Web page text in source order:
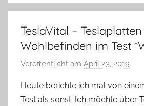
TeslaVital –
Wohlbefinden im Test
Veröffentlicht am April 23, 2019
n
Y
Heute berichte ich mal von
Test als sonst. Ich möchte über